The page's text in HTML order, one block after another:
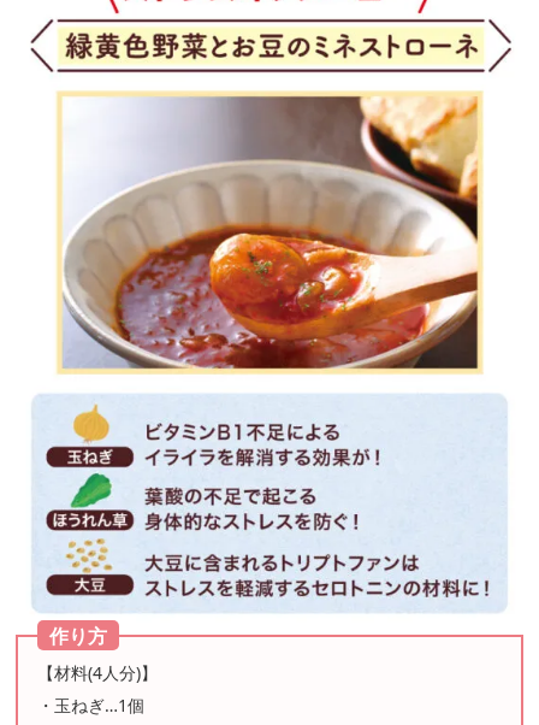
作り方
【材料(4人分)】
・玉ねぎ…1個